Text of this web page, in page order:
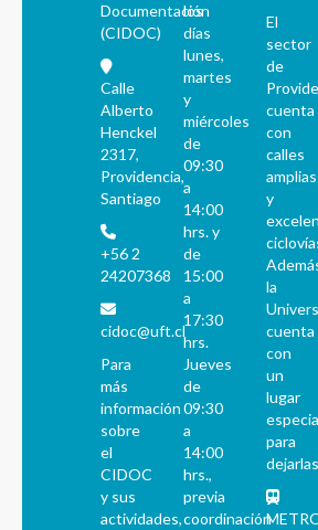
Documentación
(CIDOC)
Calle
Alberto
Henckel
2317,
Providencia,
Santiago
+56 2
24207368
cidoc@uft.cl
Para
más
información
sobre
el
CIDOC
y sus
actividades,
los
días
lunes,
martes
y
miércoles
de
09:30
a
14:00
hrs. y
de
15:00
a
17:30
hrs.
Jueves
de
09:30
a
14:00
hrs.,
previa
coordinación
El
sector
de
cuenta
con
calles
amplias
y
la
cuenta
con
un
lugar
para